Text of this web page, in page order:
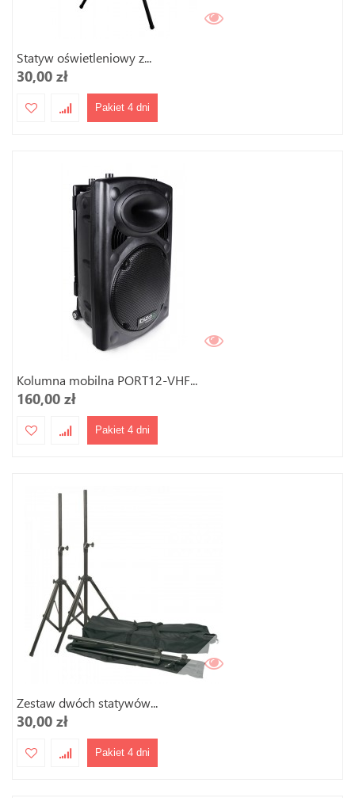
Statyw oświetleniowy z...
30,00 zł
Pakiet 4 dni
Kolumna mobilna PORT12-VHF...
160,00 zł
Pakiet 4 dni
Zestaw dwóch statywów...
30,00 zł
Pakiet 4 dni